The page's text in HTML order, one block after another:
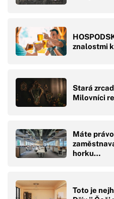
znalostmi
Stará
Milovníci
Máte
horku…
Toto je